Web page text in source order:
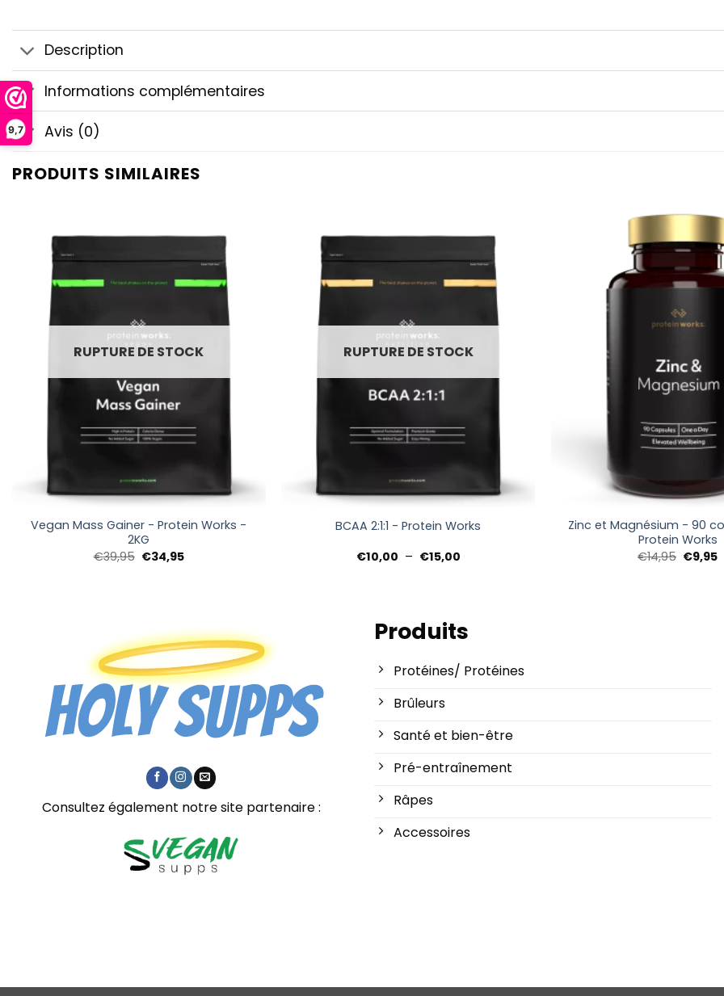
9,7
Description
Informations complémentaires
Avis (0)
PRODUITS SIMILAIRES
RUPTURE DE STOCK
Vegan Mass Gainer - Protein Works -
2KG
€39,95 Le
€34,95Le
RUPTURE DE STOCK
BCAA 2:1:1 - Protein Works
€10,00 – €15,00Plage
Zinc et Magnésium - 90
Protein Works
€14,95 Le
prix
€9,95
Consultez également notre site partenaire :
Produits
Protéines/ Protéines
Brûleurs
Santé et bien-être
Pré-entraînement
Râpes
Accessoires